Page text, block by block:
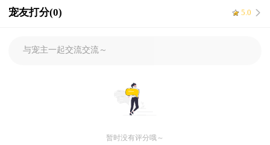
优势，提供一体化服务，解决宠物健康需求。
宠友打分(0) 5.0
与宠主一起交流交流～
暂时没有评分哦～